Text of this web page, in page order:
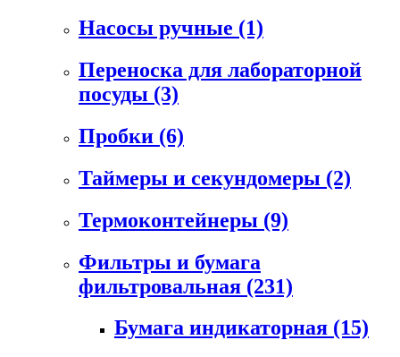
Насосы ручные (1)
Переноска для лабораторной
посуды (3)
Пробки (6)
Таймеры и секундомеры (2)
Термоконтейнеры (9)
Фильтры и бумага
фильтровальная (231)
Бумага индикаторная (15)